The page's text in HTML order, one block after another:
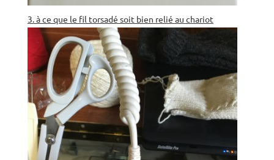
3. à ce que le fil torsadé soit bien relié au chariot